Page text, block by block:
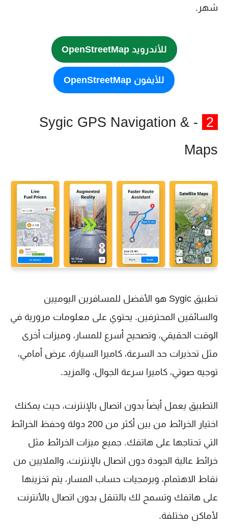
شهر.
للأندرويد OpenStreetMap
للأيفون OpenStreetMap
- Sygic GPS Navigation &
Maps
تطبيق Sygic هو الأفضل للمسافرين اليوميين
والسائقين المحترفين. يحتوي على معلومات مرورية في
الوقت الحقيقي، وتصحيح أسرع للمسار، وميزات أخرى
مثل تحذيرات حد السرعة، كاميرا السيارة، عرض أمامي،
توجيه صوتي، كاميرا سرعة الجوال، والمزيد.
التطبيق يعمل أيضاً بدون اتصال بالإنترنت، حيث يمكنك
اختيار الخرائط من بين أكثر من 200 دولة وحفظ الخرائط
التي تحتاجها على هاتفك. جميع ميزات الخرائط مثل
خرائط عالية الجودة دون اتصال بالإنترنت، والملايين من
نقاط الاهتمام، وبرمجيات حساب المسار، يتم تخزينها
على هاتفك وتسمح لك بالتنقل بدون اتصال بالأنترنت
لأماكن مختلفة.